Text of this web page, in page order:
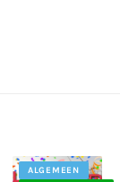
ALGEMEEN